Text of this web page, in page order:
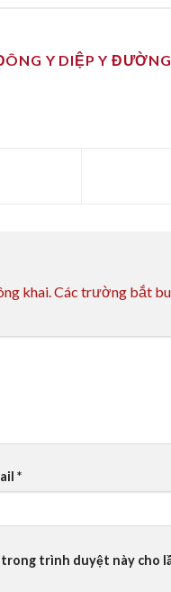
Y DIỆP Y ĐƯỜNG
khai.Các trường bắt
*
trình duyệt này cho